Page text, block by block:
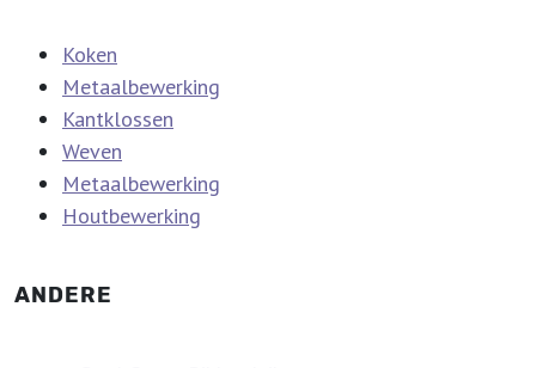
Koken
Metaalbewerking
Kantklossen
Weven
Metaalbewerking
Houtbewerking
ANDERE